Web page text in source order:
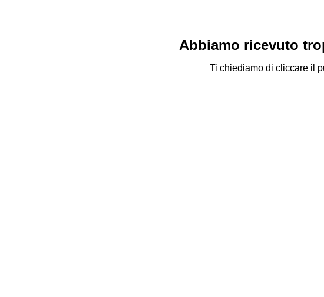
Abbiamo ricevuto
Ti chiediamo di cliccare il